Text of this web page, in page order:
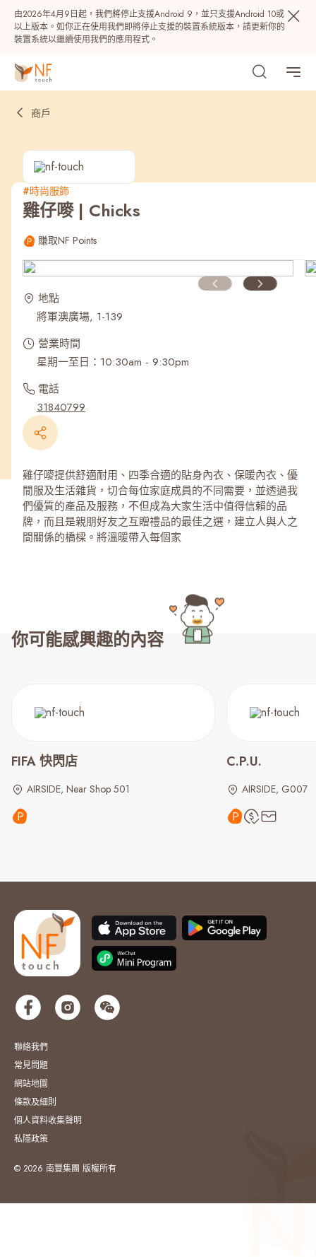
由2026年4月9日起，我們將停止支援Android 9，並只支援Android 10或
以上版本。如你正在使用我們即將停止支援的裝置系統版本，請更新你的
裝置系統以繼續使用我們的應用程式。
熱門
最近搜尋紀錄
商戶
#時尚服飾
雞仔嘜 | Chicks
賺取NF Points
地點
將軍澳廣場, 1-139
營業時間
星期一至日：10:30am - 9:30pm
電話
31840799
雞仔嘜提供舒適耐用、四季合適的貼身內衣、保暖內衣、優
閒服及生活雜貨，切合每位家庭成員的不同需要，並透過我
們優質的產品及服務，不但成為大家生活中值得信賴的品
牌，而且是親朋好友之互贈禮品的最佳之選，建立人與人之
間關係的橋樑。將溫暖帶入每個家
你可能感興趣的內容
FIFA 快閃店
AIRSIDE, Near Shop 501
C.P.U.
AIRSIDE, G007
聯絡我們
常見問題
網站地圖
條款及細則
個人資料收集聲明
私隱政策
© 2026 南豐集團 版權所有